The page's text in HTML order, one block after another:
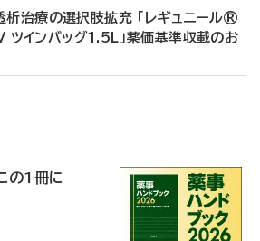
治療の選択肢拡充 「レギュニール®
インバッグ1.5L」薬価基準収載のお
の1冊に